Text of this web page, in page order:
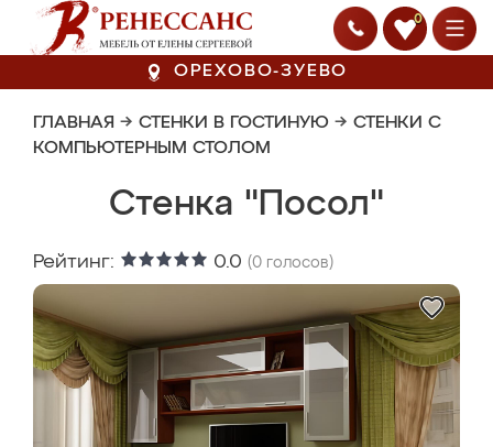
0
ОРЕХОВО-ЗУЕВО
ГЛАВНАЯ → СТЕНКИ В ГОСТИНУЮ → СТЕНКИ С
КОМПЬЮТЕРНЫМ СТОЛОМ
Стенка "Посол"
Рейтинг: 0.0 (0 голосов)